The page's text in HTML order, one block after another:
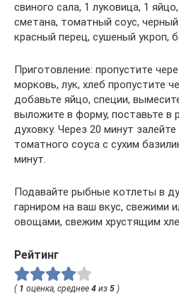
свиного сала, 1 луковица, 1
сметана, томатный соус,
красный перец, сушеный укроп,
Приготовление: пропустите
морковь, лук, хлеб пропустите
добавьте яйцо, специи,
выложите в форму, поставьте в
духовку. Через 20 минут
томатного соуса с сухим
минут.
Подавайте рыбные котлеты в
гарниром на ваш вкус, свежими
овощами, свежим хрустящим
Рейтинг
( 1 оценка, среднее 4 из 5 )